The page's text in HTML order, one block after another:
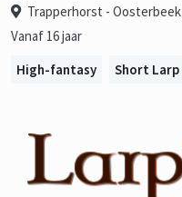
Trapperhorst - Oosterbeek
Vanaf 16 jaar
High-fantasy
Short Larp